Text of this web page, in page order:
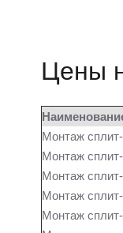
Цены
Монтаж
Монтаж
Монтаж
Монтаж
Монтаж